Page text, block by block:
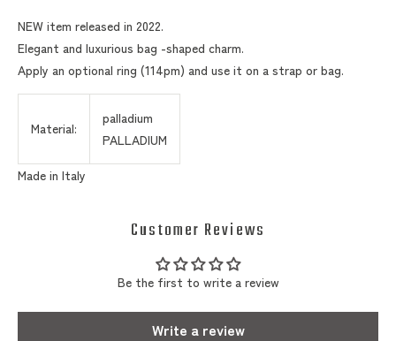
NEW item released in 2022.
Elegant and luxurious bag -shaped charm.
Apply an optional ring (114pm) and use it on a strap or bag.
Material:
palladium
PALLADIUM
Made in Italy
Customer Reviews
Be the first to write a review
Write a review